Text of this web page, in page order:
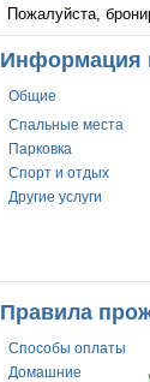
Пожалуйста,
Информация
Общие
Спальные места
Парковка
Спорт и отдых
Другие услуги
Правила
Способы оплаты
Домашние